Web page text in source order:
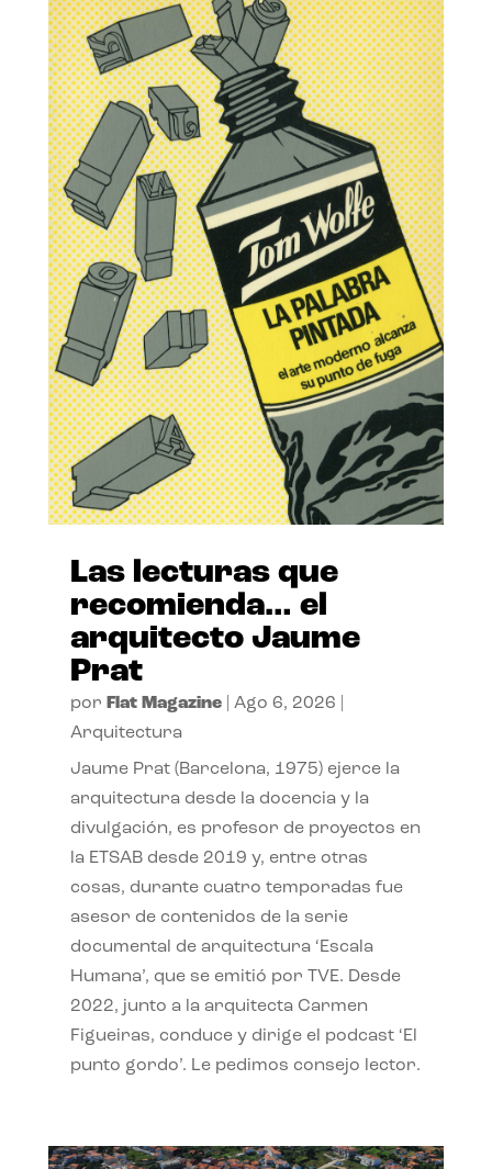
Las lecturas que
recomienda… el
arquitecto Jaume
Prat
por Flat Magazine| Ago 6, 2026
Arquitectura
Jaume Prat (Barcelona, 1975) ejerce la
arquitectura desde la docencia y la
divulgación, es profesor de proyectos en
la ETSAB desde 2019 y, entre otras
cosas, durante cuatro temporadas fue
asesor de contenidos de la serie
documental de arquitectura ‘Escala
Humana’, que se emitió por TVE. Desde
2022, junto a la arquitecta Carmen
Figueiras, conduce y dirige el podcast ‘El
punto gordo’. Le pedimos consejo lector.